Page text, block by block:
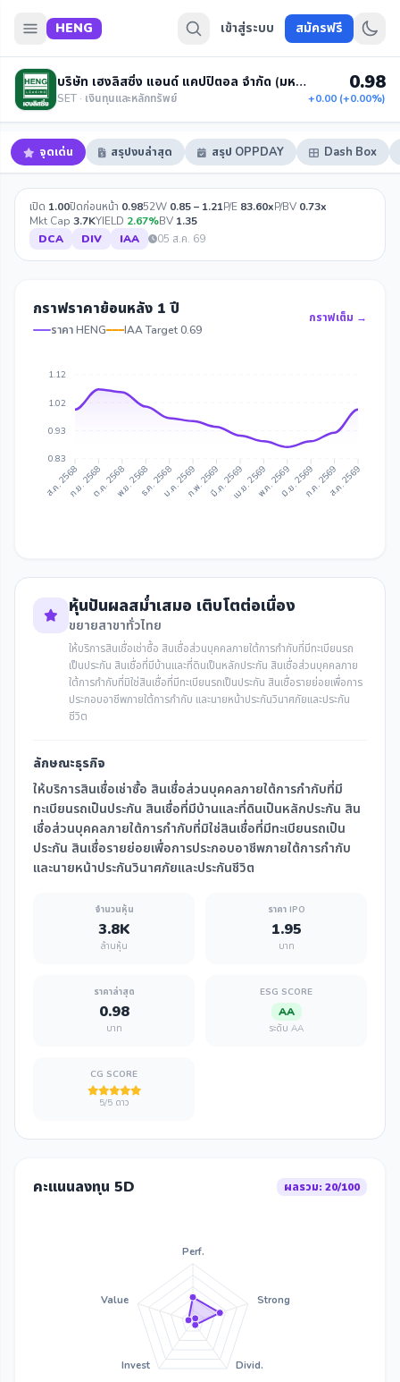
HENG เข้าสู่ระบบ สมัครฟรี
บริษัท เฮงลิสซิ่ง แอนด์ แคปปิตอล จำกัด (มหาชน)
SET · เงินทุนและหลักทรัพย์
0.98
+0.00 (+0.00%)
จุดเด่น สรุปงบล่าสุด สรุป OPPDAY Dash Box
เปิด 1.00ปิดก่อนหน้า 0.9852W 0.85 – 1.21P/E 83.60xP/BV 0.73x
Mkt Cap 3.7KYIELD 2.67%BV 1.35
DCA
DIV IAA 05 ส.ค. 69
กราฟราคาย้อนหลัง 1 ปี
ราคา HENG IAA Target 0.69
กราฟเต็ม →
1.12
1.02
0.93
0.83
ส.ค. 2568ก.ย. 2568ต.ค. 2568พ.ย. 2568ธ.ค. 2568ม.ค. 2569ก.พ. 2569มี.ค. 2569เม.ย. 2569พ.ค. 2569มิ.ย. 2569ก.ค. 2569ส.ค. 2569
หุ้นปันผลสม่ำเสมอ เติบโตต่อเนื่อง
ขยายสาขาทั่วไทย
ให้บริการสินเชื่อเช่าซื้อ สินเชื่อส่วนบุคคลภายใต้การกำกับที่มีทะเบียนรถ
เป็นประกัน สินเชื่อที่มีบ้านและที่ดินเป็นหลักประกัน สินเชื่อส่วนบุคคลภาย
ใต้การกำกับที่มิใช่สินเชื่อที่มีทะเบียนรถเป็นประกัน สินเชื่อรายย่อยเพื่อการ
ประกอบอาชีพภายใต้การกำกับ และนายหน้าประกันวินาศภัยและประกัน
ชีวิต
ลักษณะธุรกิจ
ให้บริการสินเชื่อเช่าซื้อ สินเชื่อส่วนบุคคลภายใต้การกำกับที่มี
ทะเบียนรถเป็นประกัน สินเชื่อที่มีบ้านและที่ดินเป็นหลักประกัน สิน
เชื่อส่วนบุคคลภายใต้การกำกับที่มิใช่สินเชื่อที่มีทะเบียนรถเป็น
ประกัน สินเชื่อรายย่อยเพื่อการประกอบอาชีพภายใต้การกำกับ
และนายหน้าประกันวินาศภัยและประกันชีวิต
จำนวนหุ้น
3.8K
ล้านหุ้น
ราคา IPO
1.95
บาท
ราคาล่าสุด
0.98
บาท
ESG SCORE
AA
ระดับ AA
CG SCORE
5/5 ดาว
คะแนนลงทุน 5D ผลรวม: 20/100
Perf.
Strong
Divid.
Invest
Value